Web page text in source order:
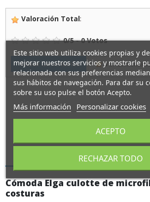
Valoración Total:
0/5-0 Votos
Añadir Comentarios Ver
Descripción
Cómoda Elga culotte de
costuras
Este sitio web utiliza cookies propias y
mejorar nuestros servicios y mostrarle
relacionada con sus preferencias
sus hábitos de navegación. Para dar su
sobre su uso pulse el botón Acepto.
Más información Personalizar cookies
RECHAZAR TODO
ACEPTO